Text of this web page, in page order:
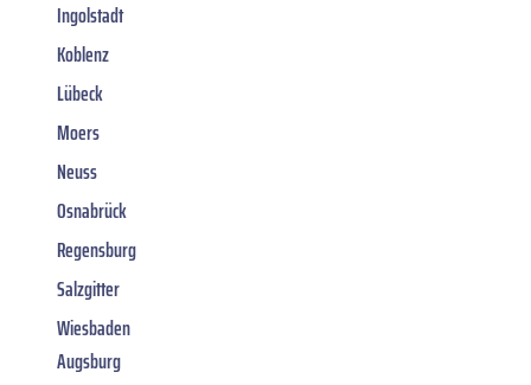
Ingolstadt
Koblenz
Lübeck
Moers
Neuss
Osnabrück
Regensburg
Salzgitter
Wiesbaden
Augsburg